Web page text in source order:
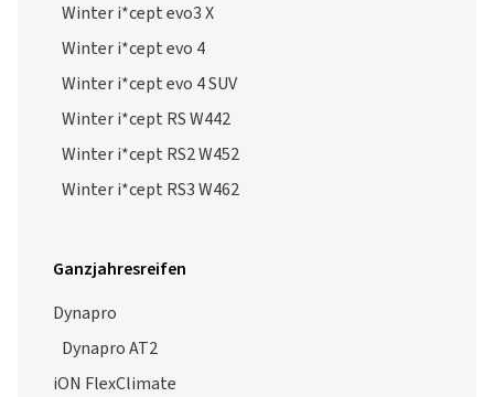
Winter i*cept evo3 X
Winter i*cept evo 4
Winter i*cept evo 4 SUV
Winter i*cept RS W442
Winter i*cept RS2 W452
Winter i*cept RS3 W462
Ganzjahresreifen
Dynapro
Dynapro AT2
iON FlexClimate